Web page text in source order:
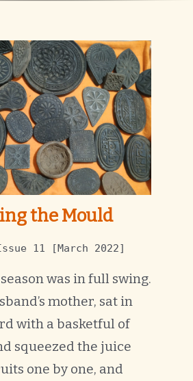
the Mould
11 [March 2022]
was in full swing.
mother, sat in
with a basketful of
squeezed the juice
one by one, and